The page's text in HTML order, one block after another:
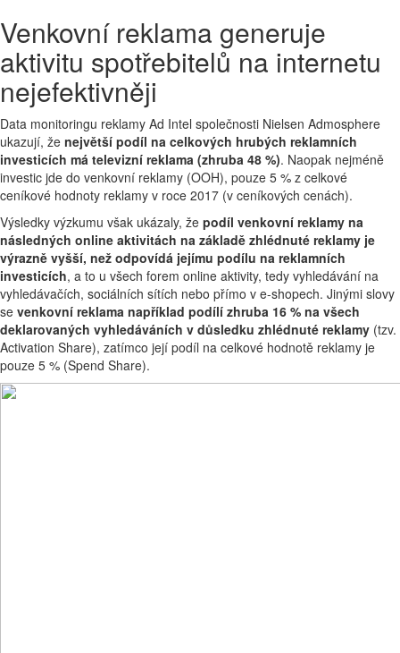
Venkovní reklama generuje
aktivitu spotřebitelů na internetu
nejefektivněji
Data monitoringu reklamy Ad Intel společnosti Nielsen Admosphere
ukazují, že největší podíl na celkových hrubých reklamních
investicích má televizní reklama (zhruba 48 %). Naopak nejméně
investic jde do venkovní reklamy (OOH), pouze 5 % z celkové
ceníkové hodnoty reklamy v roce 2017 (v ceníkových cenách).
Výsledky výzkumu však ukázaly, že podíl venkovní reklamy na
následných online aktivitách na základě zhlédnuté reklamy je
výrazně vyšší, než odpovídá jejímu podílu na reklamních
investicích, a to u všech forem online aktivity, tedy vyhledávání na
vyhledávačích, sociálních sítích nebo přímo v e-shopech. Jinými slovy
se venkovní reklama například podílí zhruba 16 % na všech
deklarovaných vyhledáváních v důsledku zhlédnuté reklamy (tzv.
Activation Share), zatímco její podíl na celkové hodnotě reklamy je
pouze 5 % (Spend Share).